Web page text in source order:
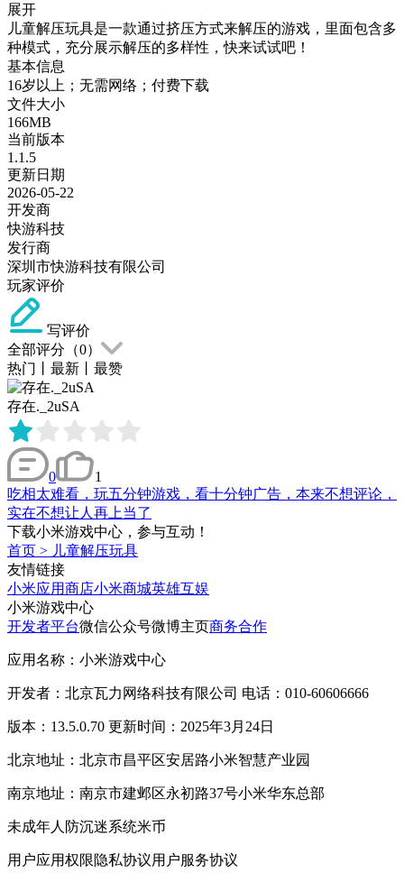
展开
儿童解压玩具是一款通过挤压方式来解压的游戏，里面包含多
种模式，充分展示解压的多样性，快来试试吧！
基本信息
16岁以上；无需网络；付费下载
文件大小
166MB
当前版本
1.1.5
更新日期
2026-05-22
开发商
快游科技
发行商
深圳市快游科技有限公司
玩家评价
写评价
全部评分（0）
热门
最新 最赞
存在._2uSA
0
1
吃相太难看，玩五分钟游戏，看十分钟广告，本来不想评论，
实在不想让人再上当了
下载小米游戏中心，参与互动！
首页 > 儿童解压玩具
友情链接
小米应用商店小米商城英雄互娱
小米游戏中心
开发者平台微信公众号微博主页商务合作
应用名称：小米游戏中心
开发者：北京瓦力网络科技有限公司 电话：010-60606666
版本：13.5.0.70 更新时间：2025年3月24日
北京地址：北京市昌平区安居路小米智慧产业园
南京地址：南京市建邺区永初路37号小米华东总部
未成年人防沉迷系统米币
用户应用权限隐私协议用户服务协议